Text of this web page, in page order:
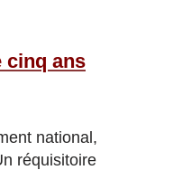
cinq ans
national,
réquisitoire